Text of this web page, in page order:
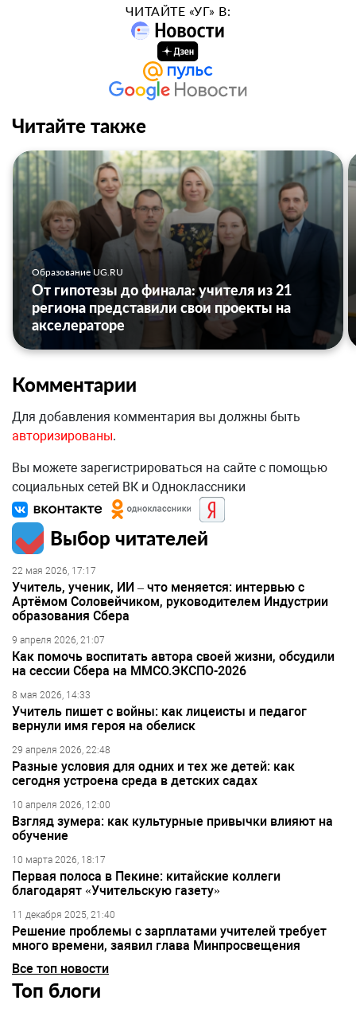
ЧИТАЙТЕ «УГ» В:
Читайте также
Образование UG.RU
От гипотезы до финала: учителя из 21
региона представили свои проекты на
акселераторе
Комментарии
Для добавления комментария вы должны быть
авторизированы.
Вы можете зарегистрироваться на сайте с помощью
социальных сетей ВК и Одноклассники
Выбор читателей
22 мая 2026, 17:17
Учитель, ученик, ИИ – что меняется: интервью с
Артёмом Соловейчиком, руководителем Индустрии
образования Сбера
9 апреля 2026, 21:07
Как помочь воспитать автора своей жизни, обсудили
на сессии Сбера на ММСО.ЭКСПО-2026
8 мая 2026, 14:33
Учитель пишет с войны: как лицеисты и педагог
вернули имя героя на обелиск
29 апреля 2026, 22:48
Разные условия для одних и тех же детей: как
сегодня устроена среда в детских садах
10 апреля 2026, 12:00
Взгляд зумера: как культурные привычки влияют на
обучение
10 марта 2026, 18:17
Первая полоса в Пекине: китайские коллеги
благодарят «Учительскую газету»
11 декабря 2025, 21:40
Решение проблемы с зарплатами учителей требует
много времени, заявил глава Минпросвещения
Все топ новости
Топ блоги